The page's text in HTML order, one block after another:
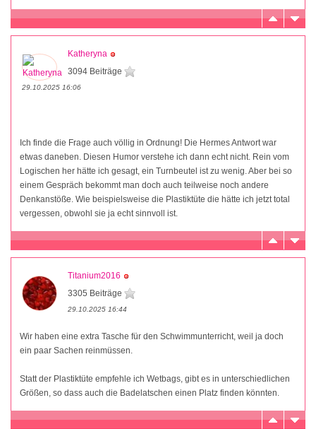
Katheryna
3094 Beiträge
29.10.2025 16:06
Ich finde die Frage auch völlig in Ordnung! Die Hermes Antwort war
etwas daneben. Diesen Humor verstehe ich dann echt nicht. Rein vom
Logischen her hätte ich gesagt, ein Turnbeutel ist zu wenig. Aber bei so
einem Gespräch bekommt man doch auch teilweise noch andere
Denkanstöße. Wie beispielsweise die Plastiktüte die hätte ich jetzt total
vergessen, obwohl sie ja echt sinnvoll ist.
Titanium2016
3305 Beiträge
29.10.2025 16:44
Wir haben eine extra Tasche für den Schwimmunterricht, weil ja doch
ein paar Sachen reinmüssen.
Statt der Plastiktüte empfehle ich Wetbags, gibt es in unterschiedlichen
Größen, so dass auch die Badelatschen einen Platz finden könnten.